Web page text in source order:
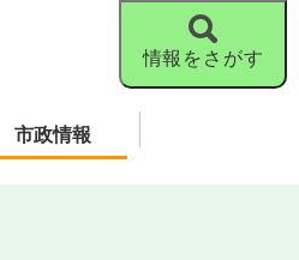
市政情報
情報をさがす